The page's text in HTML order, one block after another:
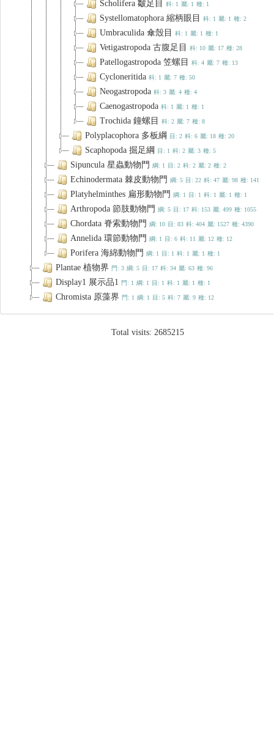
Scholifera 皺足目 科: 1 屬: 1 種: 1
Systellomatophora 縮柄眼目 科: 1 屬: 1 種: 2
Umbraculida 傘殼目 科: 1 屬: 1 種: 1
Vetigastropoda 古腹足目 科: 10 屬: 17 種: 28
Patellogastropoda 笠螺目 科: 4 屬: 7 種: 13
Cycloneritida 科: 1 屬: 7 種: 50
Neogastropoda 科: 3 屬: 4 種: 4
Caenogastropoda 科: 1 屬: 1 種: 1
Trochida 鐘螺目 科: 2 屬: 7 種: 8
Polyplacophora 多板綱 目: 2 科: 6 屬: 18 種: 20
Scaphopoda 掘足綱 目: 1 科: 2 屬: 3 種: 5
Sipuncula 星蟲動物門 綱: 1 目: 2 科: 2 屬: 2 種: 2
Echinodermata 棘皮動物門 綱: 5 目: 22 科: 47 屬: 98 種: 141
Platyhelminthes 扁形動物門 綱: 1 目: 1 科: 1 屬: 1 種: 1
Arthropoda 節肢動物門 綱: 5 目: 17 科: 153 屬: 499 種: 1055
Chordata 脊索動物門 綱: 10 目: 83 科: 404 屬: 1527 種: 4390
Annelida 環節動物門 綱: 1 目: 6 科: 11 屬: 12 種: 12
Porifera 海綿動物門 綱: 1 目: 1 科: 1 屬: 1 種: 1
Plantae 植物界 門: 3 綱: 5 目: 17 科: 34 屬: 63 種: 96
Display1 展示品1 門: 1 綱: 1 目: 1 科: 1 屬: 1 種: 1
Chromista 原藻界 門: 1 綱: 1 目: 5 科: 7 屬: 9 種: 12
Total visits: 2685215